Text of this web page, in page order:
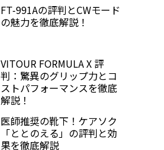
FT-991Aの評判とCWモード
の魅力を徹底解説！
VITOUR FORMULA X 評
判：驚異のグリップ力とコ
ストパフォーマンスを徹底
解説！
医師推奨の靴下！ケアソク
「ととのえる」の評判と効
果を徹底解説